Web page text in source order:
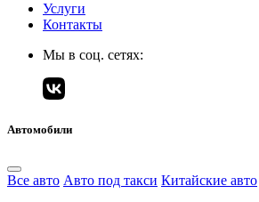
Услуги
Контакты
Мы в соц. сетях:
Автомобили
Все авто Авто под такси Китайские авто